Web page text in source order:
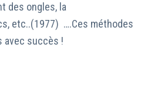
des ongles, la
etc..(1977) ….Ces méthodes
succès !